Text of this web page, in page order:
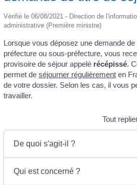
Vérifié le 06/08/2021 - Direction de
administrative (Première ministre)
Lorsque vous déposez une demande
préfecture ou sous-préfecture, vous
provisoire de séjour appelé récépissé.
permet de séjourner régulièrementen
de votre dossier. Selon les cas, il vous
travailler.
Tout
De quoi s'agit-il ?
Qui est concerné ?